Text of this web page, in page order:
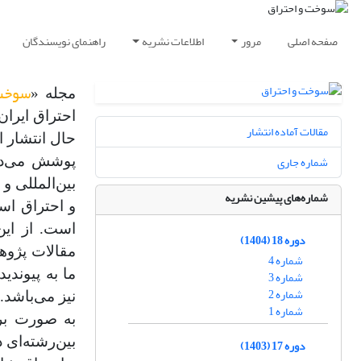
صفحه اصلی مرور اطلاعات نشریه راهنمای نویسندگان
مقالات آماده انتشار
شماره جاری
شماره‌های پیشین نشریه
دوره 18 (1404)
شماره 4
شماره 3
شماره 2
شماره 1
دوره 17 (1403)
مجله «
حال
پوشش
بین‌المللی
و احتراق
است. از
مقالات
ما به
نیز
به صورت
بین‌رشته‌ای